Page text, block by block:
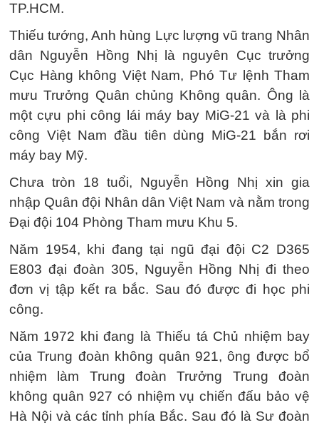
TP.HCM.
Thiếu tướng, Anh hùng Lực lượng vũ trang Nhân
dân Nguyễn Hồng Nhị là nguyên Cục trưởng
Cục Hàng không Việt Nam, Phó Tư lệnh Tham
mưu Trưởng Quân chủng Không quân. Ông là
một cựu phi công lái máy bay MiG-21 và là phi
công Việt Nam đầu tiên dùng MiG-21 bắn rơi
máy bay Mỹ.
Chưa tròn 18 tuổi, Nguyễn Hồng Nhị xin gia
nhập Quân đội Nhân dân Việt Nam và nằm trong
Đại đội 104 Phòng Tham mưu Khu 5.
Năm 1954, khi đang tại ngũ đại đội C2 D365
E803 đại đoàn 305, Nguyễn Hồng Nhị đi theo
đơn vị tập kết ra bắc. Sau đó được đi học phi
công.
Năm 1972 khi đang là Thiếu tá Chủ nhiệm bay
của Trung đoàn không quân 921, ông được bổ
nhiệm làm Trung đoàn Trưởng Trung đoàn
không quân 927 có nhiệm vụ chiến đấu bảo vệ
Hà Nội và các tỉnh phía Bắc. Sau đó là Sư đoàn